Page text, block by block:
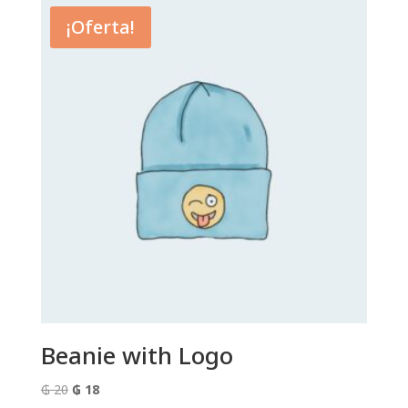
era:
₲ 18.
es:
₲ 16.
¡Oferta!
Beanie with Logo
₲20 El
₲ 18El